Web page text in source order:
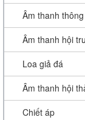
Âm thanh
Âm thanh hội
Loa giả đá
Âm thanh hội
Chiết áp